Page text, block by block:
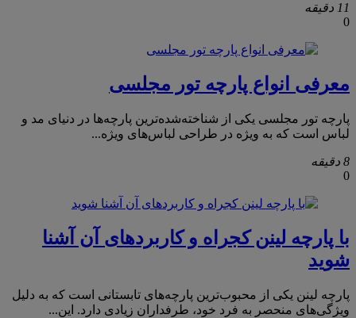
11 دقیقه
0
معرفی انواع پارچه تور مجلسی
پارچه تور مجلسی یکی از شناخته‌شده‌ترین پارچه‌ها در دنیای مد و
لباس است که به ویژه در طراحی لباس‌های ویژه...
8 دقیقه
0
با پارچه لینن کجراه و کاربردهای آن آشنا
شوید
پارچه لینن یکی از محبوب‌ترین پارچه‌های تابستانی است که به دلیل
ویژگی‌های منحصر به فرد خود، طرفداران زیادی دارد. این...